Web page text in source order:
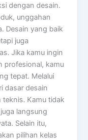
dengan desain.
unggahan
Desain yang baik
juga
Jika kamu ingin
profesional, kamu
tepat. Melalui
dasar desain
teknis. Kamu tidak
langsung
Selain itu,
pilihan kelas